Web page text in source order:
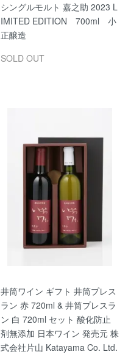
シングルモルト 嘉之助 2023 L
IMITED EDITION 700ml 小
正醸造
SOLD OUT
井筒ワイン ギフト 井筒プレス
ラン 赤 720ml & 井筒プレスラ
ン 白 720ml セット 酸化防止
剤無添加 日本ワイン 発売元 株
式会社片山 Katayama Co. Ltd.